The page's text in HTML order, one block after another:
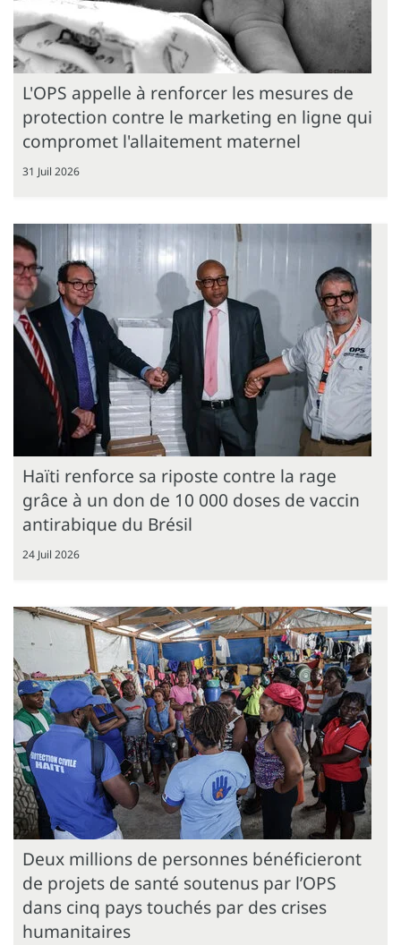
L'OPS appelle à renforcer les mesures de
protection contre le marketing en ligne qui
compromet l'allaitement maternel
31 Juil 2026
Haïti renforce sa riposte contre la rage
grâce à un don de 10 000 doses de vaccin
antirabique du Brésil
24 Juil 2026
Deux millions de personnes bénéficieront
de projets de santé soutenus par l’OPS
dans cinq pays touchés par des crises
humanitaires